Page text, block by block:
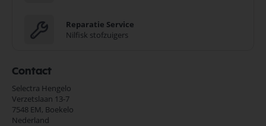
Reparatie Service
Nilfisk stofzuigers
Contact
Selectra Hengelo
Verzetslaan 13-7
7548 EM, Boekelo
Nederland